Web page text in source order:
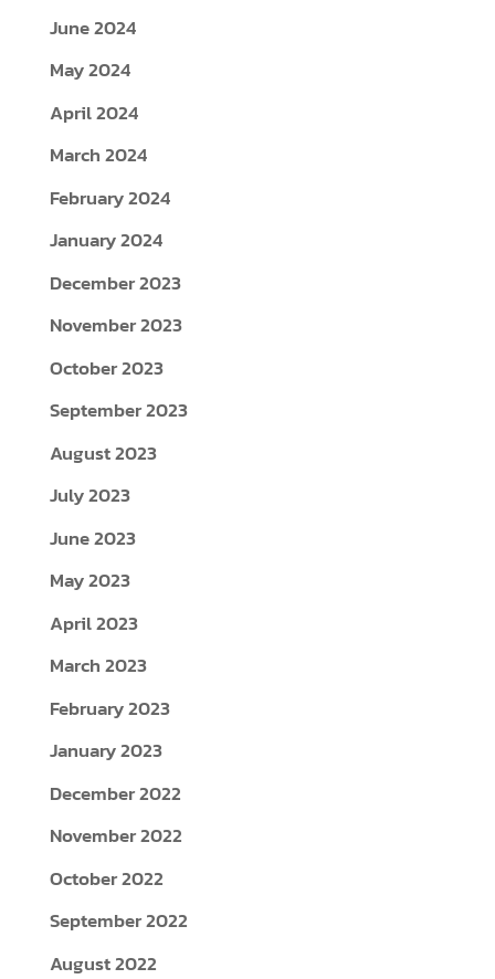
June 2024
May 2024
April 2024
March 2024
February 2024
January 2024
December 2023
November 2023
October 2023
September 2023
August 2023
July 2023
June 2023
May 2023
April 2023
March 2023
February 2023
January 2023
December 2022
November 2022
October 2022
September 2022
August 2022